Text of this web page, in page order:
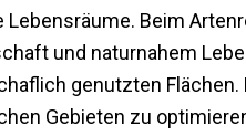
Lebensräume. Beim
und naturnahem
genutzten
Gebieten zu